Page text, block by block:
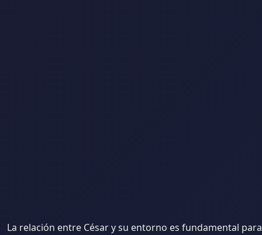
La relación entre César y su entorno es fundamental para